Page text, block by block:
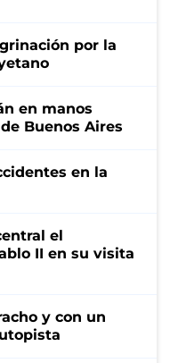
por la
en manos
Buenos Aires
en la
el
II en su visita
y con un